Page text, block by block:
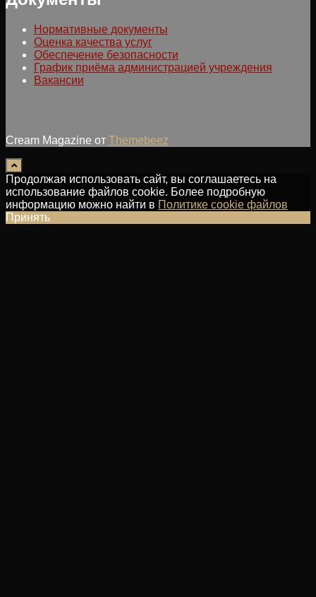
Нормативные документы
Оценка качества услуг
Обеспечение безопасности
График приёма администрацией учреждения
Вакансии
Cream Magazine от Themebeez
Продолжая использовать сайт, вы соглашаетесь на
использование файлов cookie. Более подробную
информацию можно найти в Политике cookie файлов
Принять